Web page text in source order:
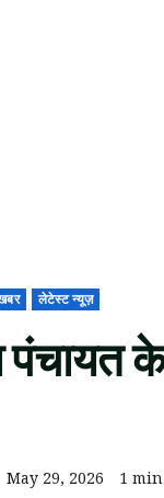
लेटेस्ट न्यूज़
पंचायत
May 29, 2026 1